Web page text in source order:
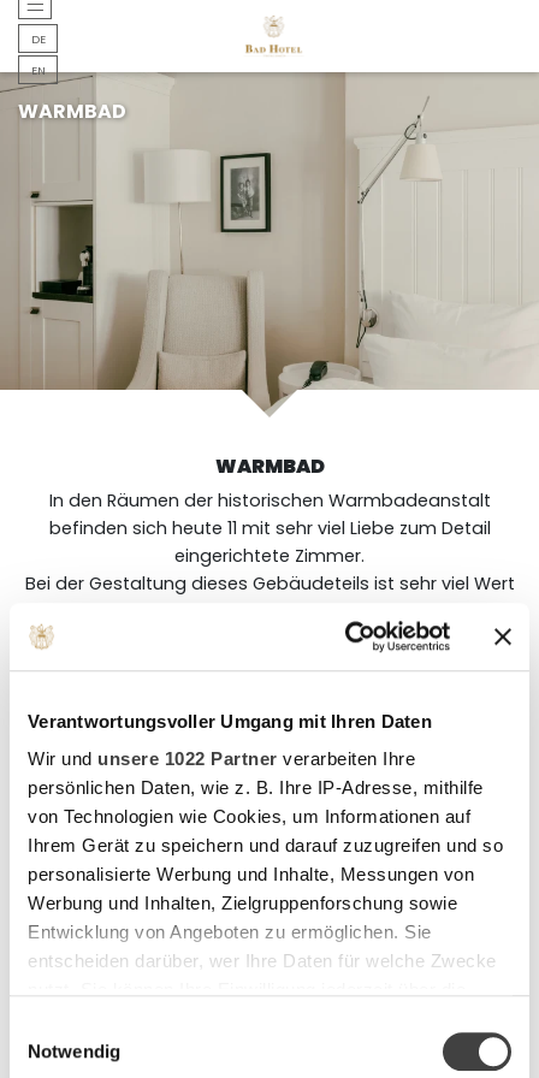
Verantwortungsvoller Umgang mit Ihren Daten
Wir und unsere 1022 Partner verarbeiten Ihre
persönlichen Daten, wie z. B. Ihre IP-Adresse, mithilfe
von Technologien wie Cookies, um Informationen auf
Ihrem Gerät zu speichern und darauf zuzugreifen und so
personalisierte Werbung und Inhalte, Messungen von
Werbung und Inhalten, Zielgruppenforschung sowie
Entwicklung von Angeboten zu ermöglichen. Sie
entscheiden darüber, wer Ihre Daten für welche Zwecke
Trigger Symbol ändern oder widerrufen
Notwendig
DEDEUTSCH
ENDEUTSCH
WARMBAD
WARMBAD
In den Räumen der historischen Warmbadeanstalt
befinden sich heute 11 mit sehr viel Liebe zum Detail
eingerichtete Zimmer.
Bei der Gestaltung dieses Gebäudeteils ist sehr viel Wert
Komfort und Gemütlichkeit zu vereinen.
Dusche, exklusiven Pflegeprodukten, Bademantel und
WARMBAD DOPPELZIMMER CLASSIC